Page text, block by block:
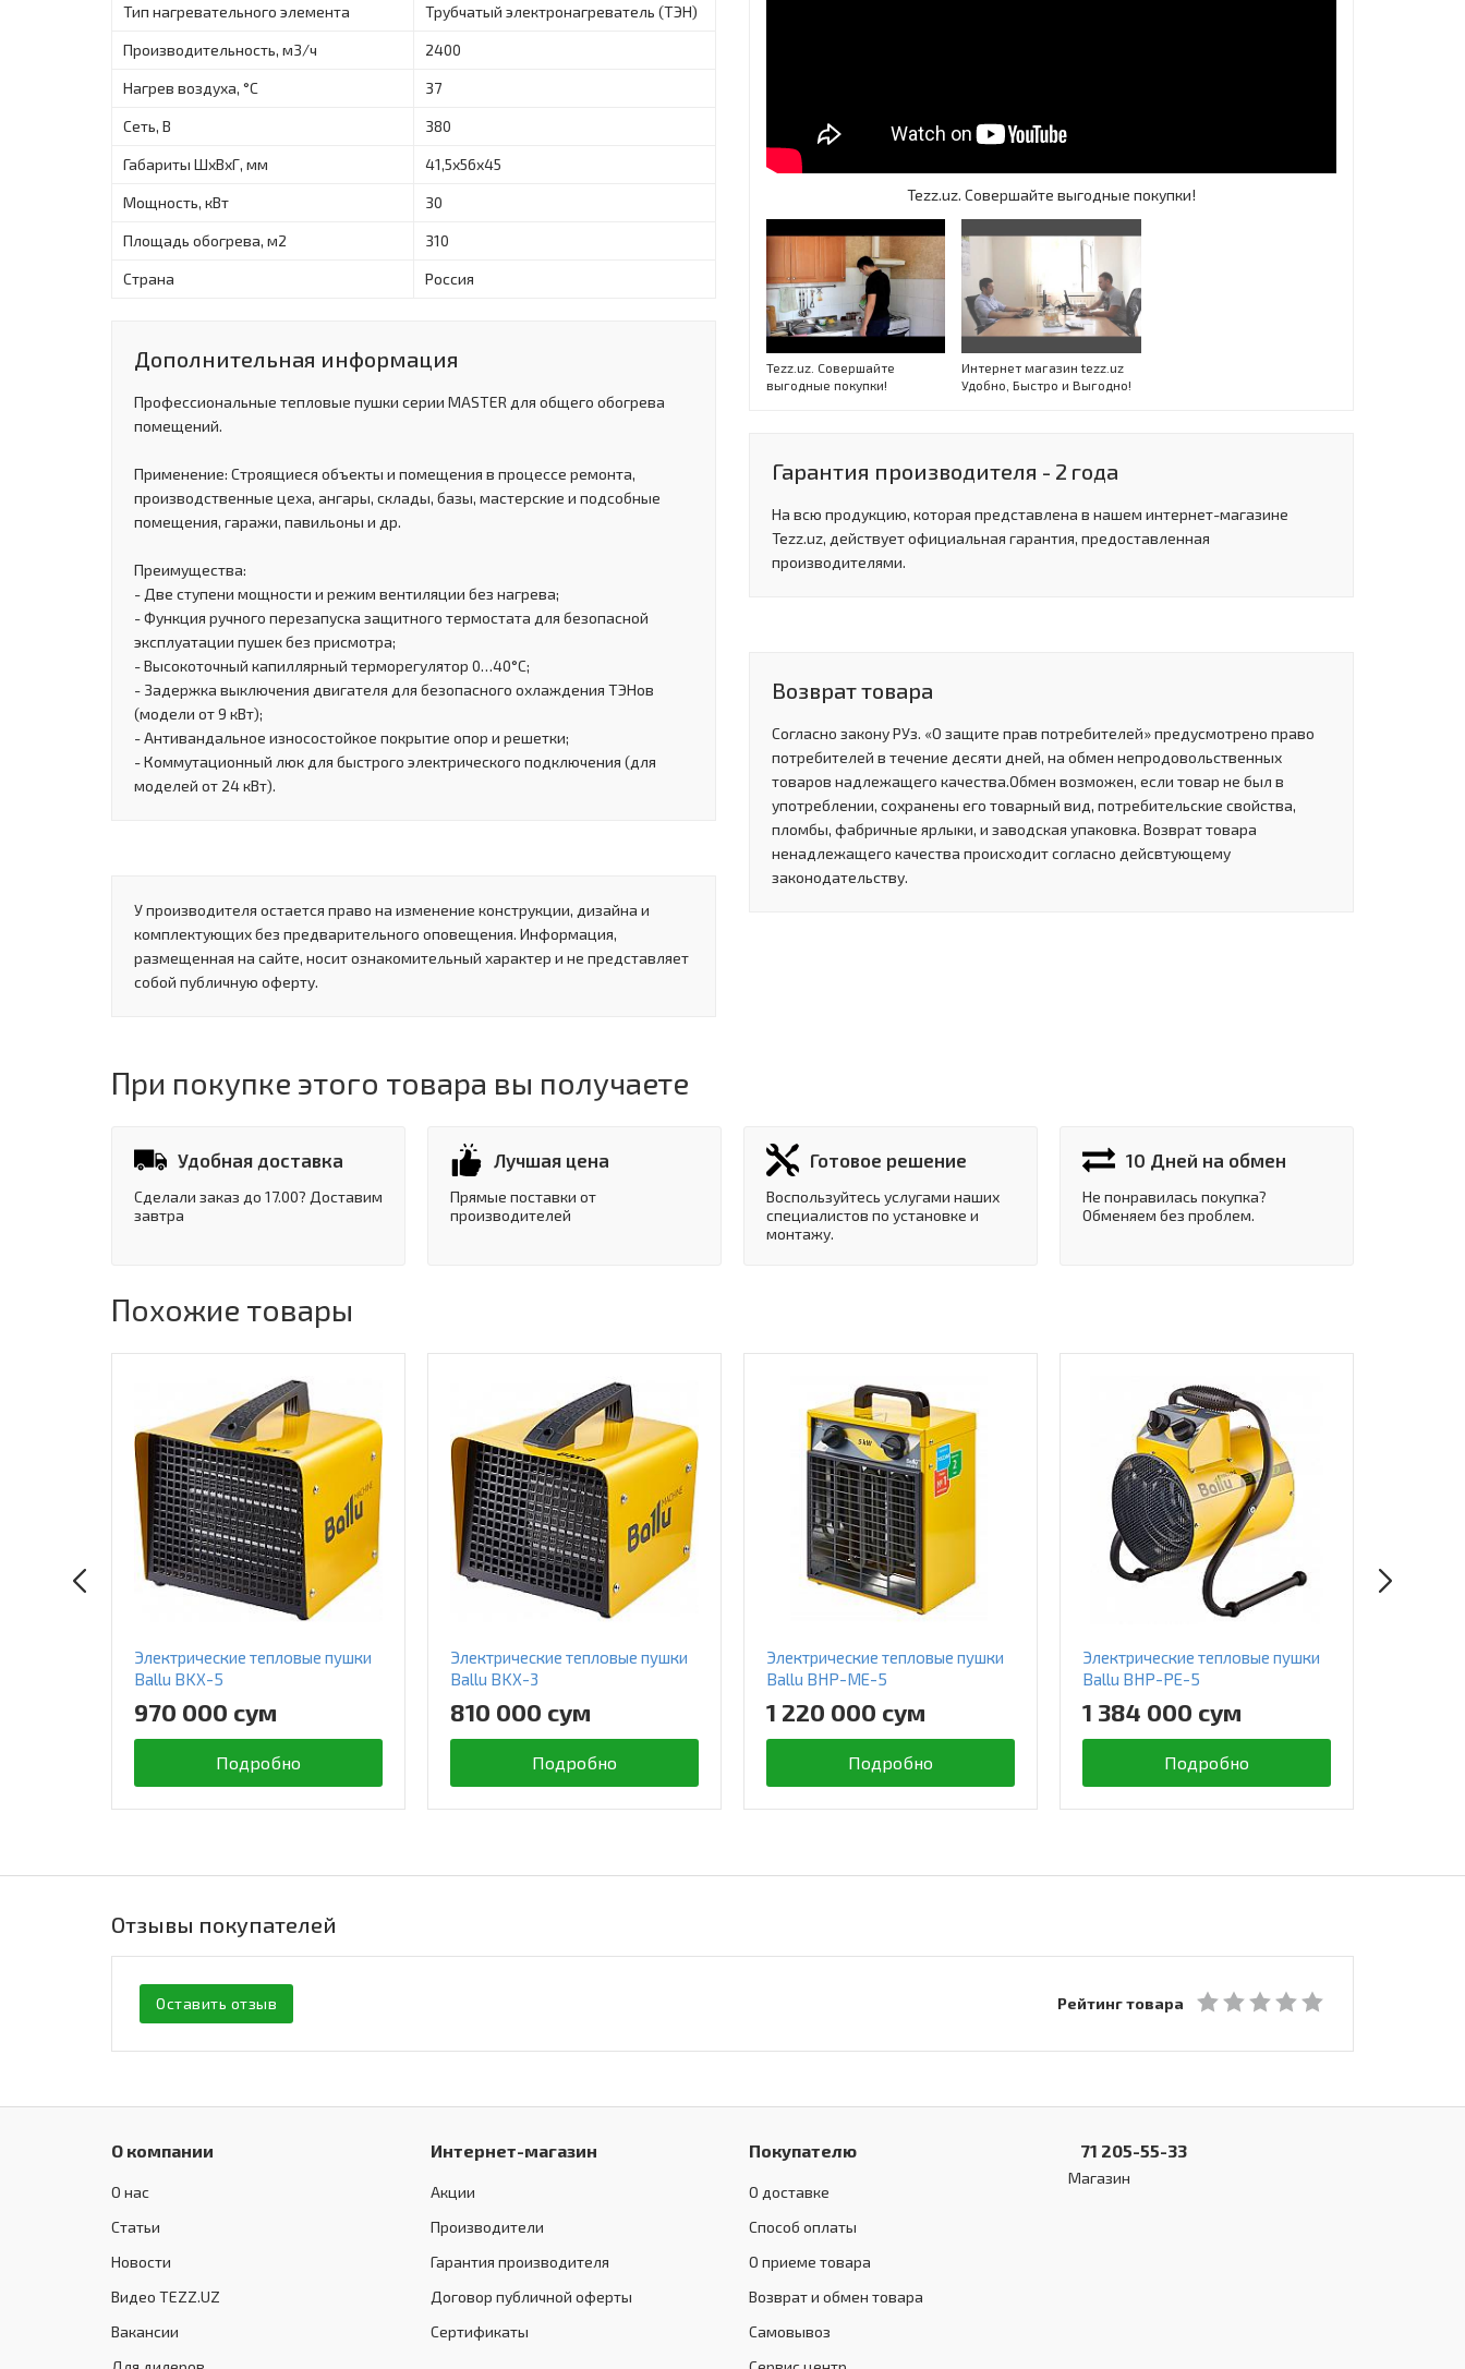
Тип нагревательного элемента Трубчатый электронагреватель (ТЭН)
Производительность, м3/ч 2400
Нагрев воздуха, °C 37
Сеть, В 380
Габариты ШхВхГ, мм 41,5х56х45
Мощность, кВт 30
Площадь обогрева, м2 310
Страна Россия
Дополнительная информация
Профессиональные тепловые пушки серии MASTER для общего обогрева
помещений.
Применение: Строящиеся объекты и помещения в процессе ремонта,
производственные цеха, ангары, склады, базы, мастерские и подсобные
помещения, гаражи, павильоны и др.
Преимущества:
- Две ступени мощности и режим вентиляции без нагрева;
- Функция ручного перезапуска защитного термостата для безопасной
эксплуатации пушек без присмотра;
- Высокоточный капиллярный терморегулятор 0…40°С;
- Задержка выключения двигателя для безопасного охлаждения ТЭНов
(модели от 9 кВт);
- Антивандальное износостойкое покрытие опор и решетки;
- Коммутационный люк для быстрого электрического подключения (для
моделей от 24 кВт).
У производителя остается право на изменение конструкции, дизайна и
комплектующих без предварительного оповещения. Информация,
размещенная на сайте, носит ознакомительный характер и не представляет
собой публичную оферту.
Tezz.uz. Совершайте выгодные покупки!
Tezz.uz. Совершайте
выгодные покупки!
Интернет магазин tezz.uz
Удобно, Быстро и Выгодно!
Гарантия производителя - 2 года
На всю продукцию, которая представлена в нашем интернет-магазине
Tezz.uz, действует официальная гарантия, предоставленная
производителями.
Возврат товара
Согласно закону РУз. «О защите прав потребителей» предусмотрено право
потребителей в течение десяти дней, на обмен непродовольственных
товаров надлежащего качества.Обмен возможен, если товар не был в
употреблении, сохранены его товарный вид, потребительские свойства,
пломбы, фабричные ярлыки, и заводская упаковка. Возврат товара
ненадлежащего качества происходит согласно дейсвтующему
законодательству.
При покупке этого товара вы получаете
Удобная доставка
Сделали заказ до 17.00? Доставим
завтра
Лучшая цена
Прямые поставки от
производителей
Готовое решение
Воспользуйтесь услугами наших
специалистов по установке и
монтажу.
10 Дней на обмен
Не понравилась покупка?
Обменяем без проблем.
Похожие товары
Электрические тепловые пушки
Ballu BKX-5
970 000 сум
Подробно
Электрические тепловые пушки
Ballu BKX-3
810 000 сум
Подробно
Электрические тепловые пушки
Ballu BHP-ME-5
1 220 000 сум
Подробно
Электрические тепловые пушки
Ballu BHP-PE-5
1 384 000 сум
Подробно
Отзывы покупателей
Оставить отзыв Рейтинг товара
О компании
О нас
Статьи
Новости
Видео TEZZ.UZ
Вакансии
Интернет-магазин
Акции
Производители
Гарантия производителя
Договор публичной оферты
Сертификаты
Покупателю
О доставке
Способ оплаты
О приеме товара
Возврат и обмен товара
Самовывоз
71 205-55-33
Магазин